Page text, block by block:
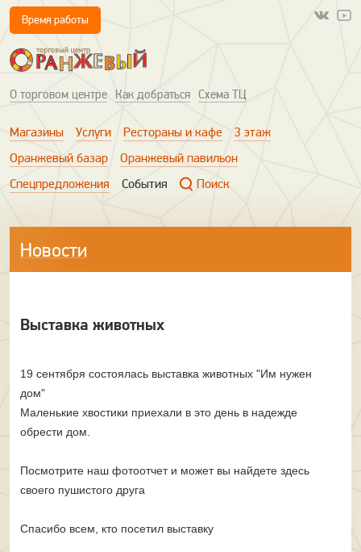
О торговом центре Как добраться Схема ТЦ
Время работы
Магазины Услуги Рестораны и кафе
3 этаж
Оранжевый базар
Оранжевый павильон
Спецпредложения
События Поиск
Новости
Выставка животных
19 сентября состоялась выставка животных "Им нужен
дом"
Маленькие хвостики приехали в это день в надежде
обрести дом.
Посмотрите наш фотоотчет и может вы найдете здесь
своего пушистого друга
Спасибо всем, кто посетил выставку